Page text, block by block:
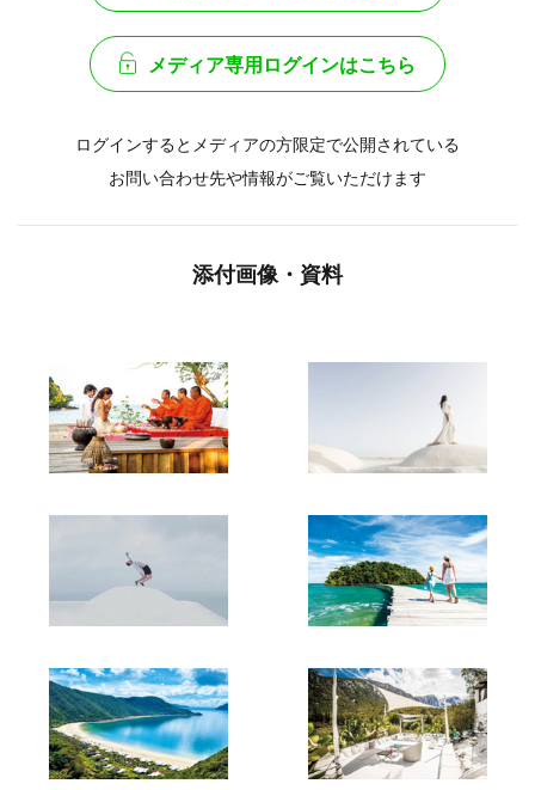
メディア専用ログインはこちら
ログインするとメディアの方限定で公開されている
お問い合わせ先や情報がご覧いただけます
添付画像・資料